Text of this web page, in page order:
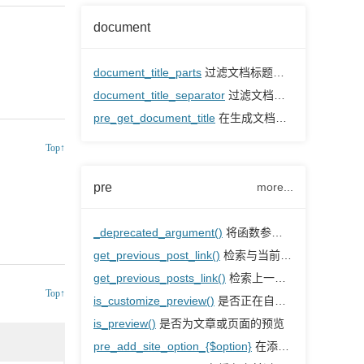
document
document_title_parts 过滤文档标题的部分
document_title_separator 过滤文档标题的分隔符
pre_get_document_title 在生成文档标题之前过滤文档标题
pre more...
_deprecated_argument() 将函数参数标记为已弃用，并在使用时通知
get_previous_post_link() 检索与当前文章相邻的上一篇文章链接
get_previous_posts_link() 检索上一页文章页面链接
is_customize_preview() 是否正在自定义器中预览网站
is_preview() 是否为文章或页面的预览
pre_add_site_option_{$option} 在添加特定网络选项之前过滤该选项的值
Top↑
Top↑